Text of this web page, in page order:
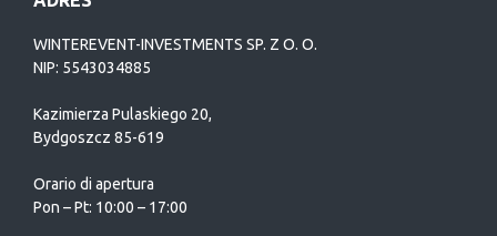
WINTEREVENT-INVESTMENTS SP. Z O. O.
NIP: 5543034885
Kazimierza Pulaskiego 20,
Bydgoszcz 85-619
Orario di apertura
Pon – Pt: 10:00 – 17:00